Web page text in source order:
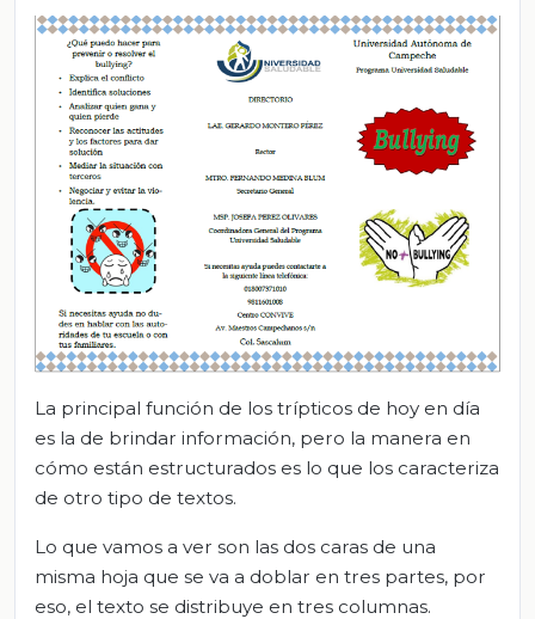
La principal función de los trípticos de hoy en día
es la de brindar información, pero la manera en
cómo están estructurados es lo que los caracteriza
de otro tipo de textos.
Lo que vamos a ver son las dos caras de una
misma hoja que se va a doblar en tres partes, por
eso, el texto se distribuye en tres columnas.